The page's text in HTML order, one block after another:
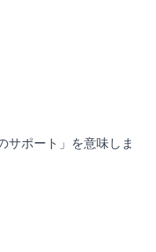
ポート」を意味しま